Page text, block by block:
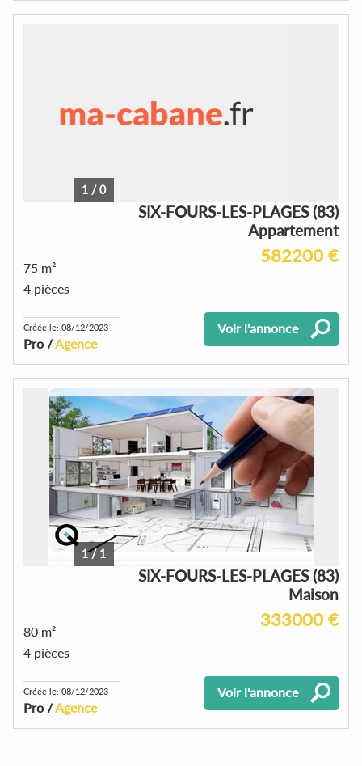
1 /0
SIX-FOURS-LES-PLAGES (83)
Appartement
582200 €
75 m²
4 pièces
Créée le: 08/12/2023
Pro /Agence
Voir l'annonce
1/ 1
SIX-FOURS-LES-PLAGES (83)
Maison
333000 €
80 m²
4 pièces
Créée le: 08/12/2023
Pro /Agence
Voir l'annonce